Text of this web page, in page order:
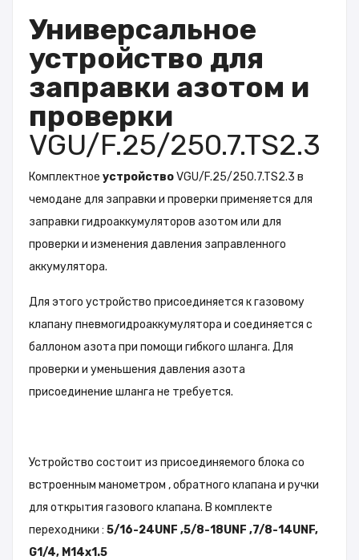
Универсальное
устройство для
заправки азотом и
проверки
VGU/F.25/250.7.TS2.3
Комплектное устройствоVGU/F.25/250.7.TS2.3 в
чемодане для заправки и проверки применяется для
заправки гидроаккумуляторов азотом или для
проверки и изменения давления заправленного
аккумулятора.
Для этого устройство присоединяется к газовому
клапанупневмогидроаккумулятора и соединяется с
баллоном азота при помощи гибкого шланга. Для
проверки и уменьшения давления азота
присоединение шланга не требуется.
Устройство состоит из присоединяемого блока со
встроенным манометром , обратного клапана и ручки
для открытия газового клапана. В комплекте
переходники : 5/16-24UNF ,5/8-18UNF ,7/8-14UNF,
G1/4, М14х1.5